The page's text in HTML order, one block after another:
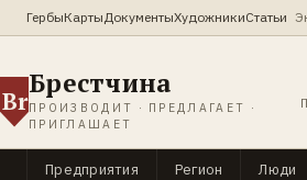
ГербыКартыДокументыХудожникиСтатьи
Br
Брестчина
ПРОИЗВОДИТ · ПРЕДЛАГАЕТ ·
ПРИГЛАШАЕТ
Предприятия Регион Люди